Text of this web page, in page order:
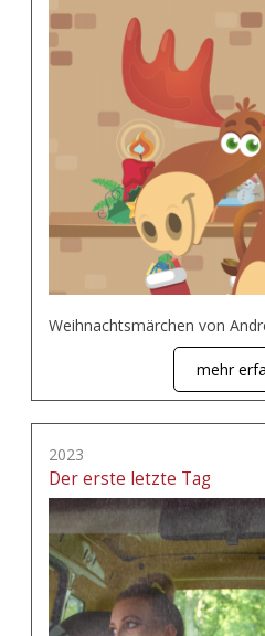
Weihnachtsmärchen von
mehr
2023
Der erste letzte Tag